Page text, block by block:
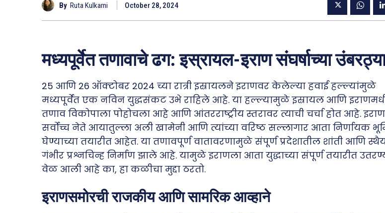
By Ruta Kulkarni October 28, 2024
मध्यपूर्वेत तणावाचे ढग: इस्रायल-इराण संघर्षाच्या
25 आणि 26 ऑक्टोबर 2024 च्या रात्री इस्रायलने इराणवर केलेल्या हवाई हल्ल्यांमुळे
मध्यपूर्वेत एक नविन युद्धसंकट उभे राहिले आहे. या हल्ल्यामुळे इस्रायल आणि
तणाव विकोपाला पोहोचला आहे आणि आंतरराष्ट्रीय स्तरावर त्याची चर्चा होत आहे.
सर्वोच्च नेते आयातुल्ला अली खामेनी आणि त्यांच्या वरिष्ठ सल्लागार आता निर्णायक
घेण्याच्या तयारीत आहेत. या तणावपूर्ण वातावरणामुळे संपूर्ण प्रदेशातील शांती आणि
गंभीर प्रश्नचिन्ह निर्माण झाले आहे. यामुळे इराणला आता युद्धाच्या संपूर्ण तयारीत
वेळ आली आहे का, हा कळीचा मुद्दा ठरतो.
इराणसमोरची राजकीय आणि सामरिक आव्हाने